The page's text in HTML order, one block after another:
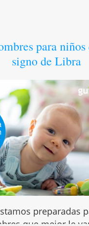
para
signo de Libra
preparadas